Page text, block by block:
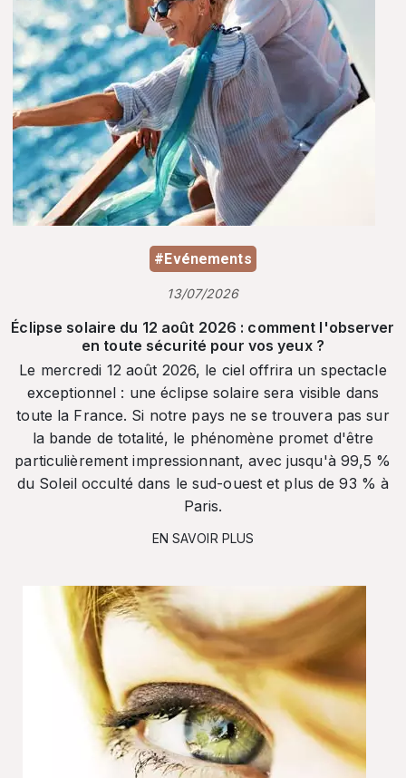
#Evénements
13/07/2026
Éclipse solaire du 12 août 2026 : comment l'observer
en toute sécurité pour vos yeux ?
Le mercredi 12 août 2026, le ciel offrira un spectacle
exceptionnel : une éclipse solaire sera visible dans
toute la France. Si notre pays ne se trouvera pas sur
la bande de totalité, le phénomène promet d'être
particulièrement impressionnant, avec jusqu'à 99,5 %
du Soleil occulté dans le sud-ouest et plus de 93 % à
Paris.
EN SAVOIR PLUS